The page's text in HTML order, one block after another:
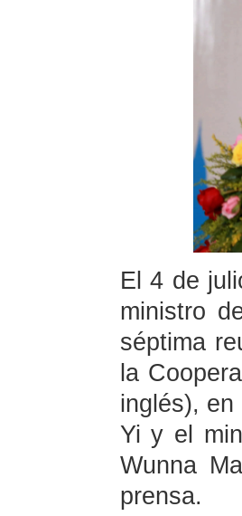
El 4 de
ministro
séptima
la
inglés), en
Yi y el
Wunna
prensa.